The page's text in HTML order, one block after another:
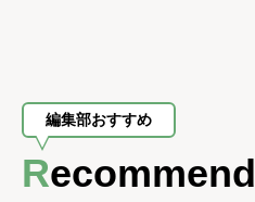
編集部おすすめ
Recommend